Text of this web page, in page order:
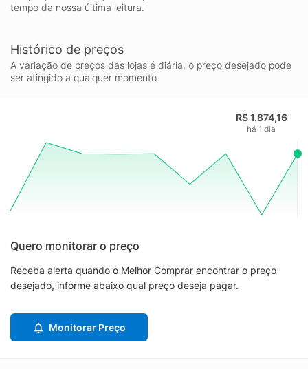
tempo da nossa última leitura.
Histórico de preços
A variação de preços das lojas é diária, o preço desejado pode
ser atingido a qualquer momento.
R$ 1.874,16
há 1 dia
Quero monitorar o preço
Receba alerta quando o Melhor Comprar encontrar o preço
desejado, informe abaixo qual preço deseja pagar.
Monitorar Preço